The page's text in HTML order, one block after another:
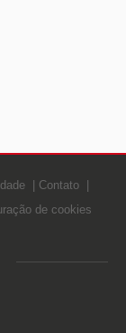
Contato
de cookies